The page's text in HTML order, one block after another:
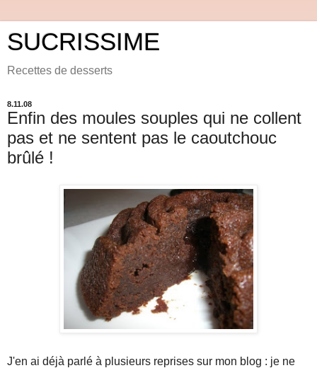
SUCRISSIME
Recettes de desserts
8.11.08
Enfin des moules souples qui ne collent
pas et ne sentent pas le caoutchouc
brûlé !
J'en ai déjà parlé à plusieurs reprises sur mon blog : je ne